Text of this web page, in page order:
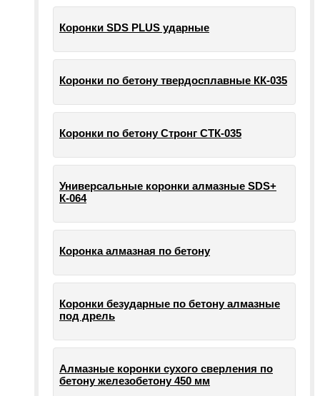
Коронки SDS PLUS ударные
Коронки по бетону твердосплавные КК-035
Коронки по бетону Стронг СТК-035
Универсальные коронки алмазные SDS+
К-064
Коронка алмазная по бетону
Коронки безударные по бетону алмазные
под дрель
Алмазные коронки сухого сверления по
бетону железобетону 450 мм